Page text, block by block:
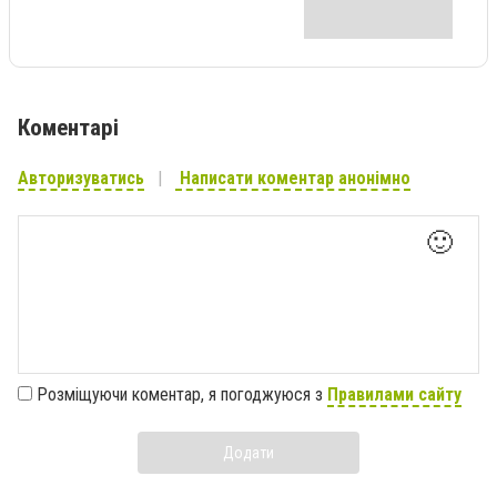
Коментарі
Авторизуватись Написати коментар анонімно
🙂
Розміщуючи коментар, я погоджуюся з Правилами сайту
Додати